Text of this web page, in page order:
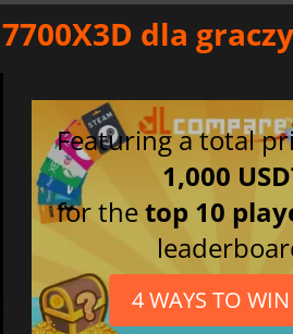
dla graczy
Featuring a total
1,000
for thetop 10
4 WAYS TO